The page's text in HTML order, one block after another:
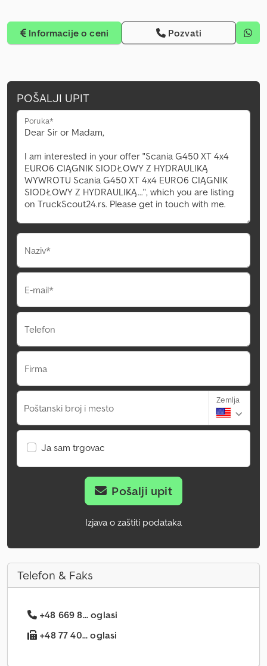
Informacije o ceni Pozvati
POŠALJI UPIT
Poruka*
Naziv*
E-mail*
Telefon
Firma
Poštanski broj i mesto
Zemlja
Ja sam trgovac
Pošalji upit
Izjava o zaštiti podataka
Telefon & Faks
+48 669 8... oglasi
+48 77 40... oglasi